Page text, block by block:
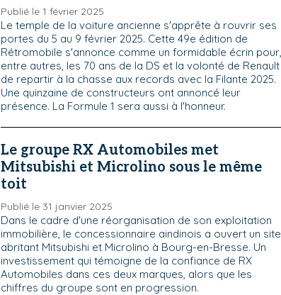
Publié le 1 février 2025
Le temple de la voiture ancienne s'apprête à rouvrir ses
portes du 5 au 9 février 2025. Cette 49e édition de
Rétromobile s'annonce comme un formidable écrin pour,
entre autres, les 70 ans de la DS et la volonté de Renault
de repartir à la chasse aux records avec la Filante 2025.
Une quinzaine de constructeurs ont annoncé leur
présence. La Formule 1 sera aussi à l'honneur.
Le groupe RX Automobiles met
Mitsubishi et Microlino sous le même
toit
Publié le 31 janvier 2025
Dans le cadre d'une réorganisation de son exploitation
immobilière, le concessionnaire aindinois a ouvert un site
abritant Mitsubishi et Microlino à Bourg-en-Bresse. Un
investissement qui témoigne de la confiance de RX
Automobiles dans ces deux marques, alors que les
chiffres du groupe sont en progression.